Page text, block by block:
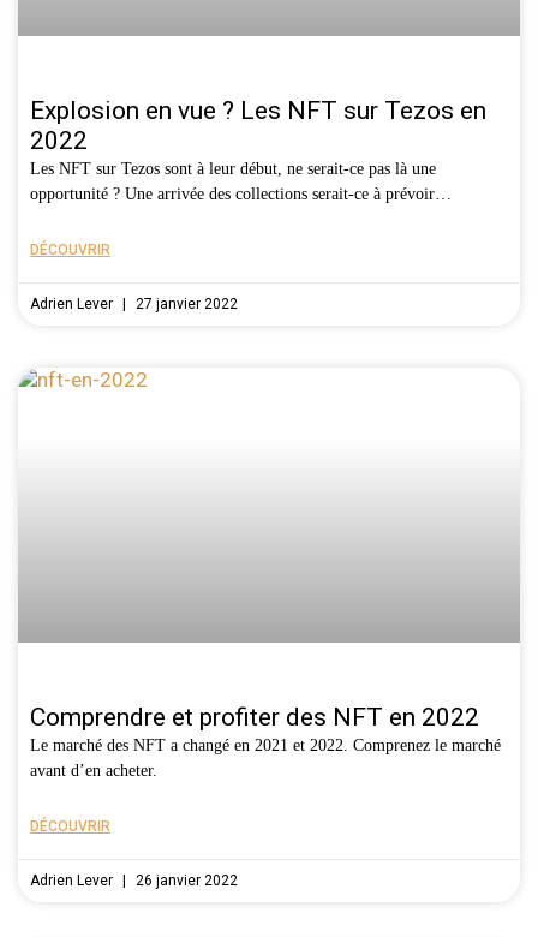
Explosion en vue ? Les NFT sur Tezos en
2022
Les NFT sur Tezos sont à leur début, ne serait-ce pas là une
opportunité ? Une arrivée des collections serait-ce à prévoir…
DÉCOUVRIR
Adrien Lever 27 janvier 2022
Comprendre et profiter des NFT en 2022
Le marché des NFT a changé en 2021 et 2022. Comprenez le marché
avant d’en acheter.
DÉCOUVRIR
Adrien Lever 26 janvier 2022